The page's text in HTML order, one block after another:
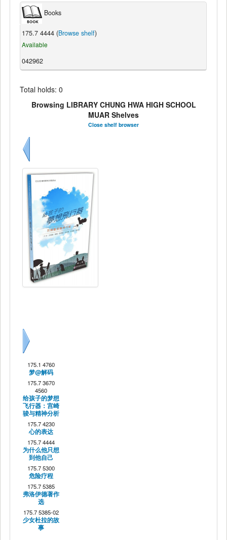
Books
175.7 4444 (Browse shelf)
Available
042962
Total holds: 0
Browsing LIBRARY CHUNG HWA HIGH SCHOOL
MUAR Shelves
Close shelf browser
175.1 4760
梦@解码
175.7 3670
4560
给孩子的梦想
飞行器：宫崎
骏与精神分析
175.7 4230
心的表达
175.7 4444
为什么他只想
到他自己
175.7 5300
危险疗程
175.7 5385
弗洛伊德著作
选
175.7 5385-02
少女杜拉的故
事